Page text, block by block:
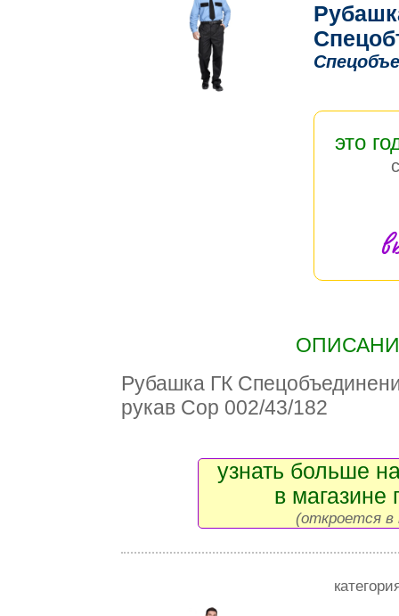
это
Рубашка ГК
рукав Сор 002/43/182
узнать больше
в магазине
(откроется в